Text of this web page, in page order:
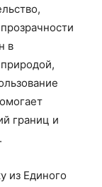
в
границ и
из Единого